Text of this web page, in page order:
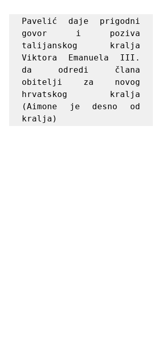
Pavelić daje prigodni
govor i poziva
talijanskog kralja
Viktora Emanuela III.
da odredi člana
obitelji za novog
hrvatskog kralja
(Aimone je desno od
kralja)